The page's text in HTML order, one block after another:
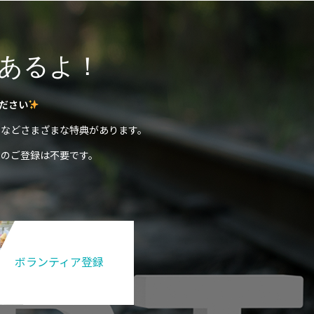
るよ！
さい
どさまざまな特典があります。
ご登録は不要です。
ボランティア登録